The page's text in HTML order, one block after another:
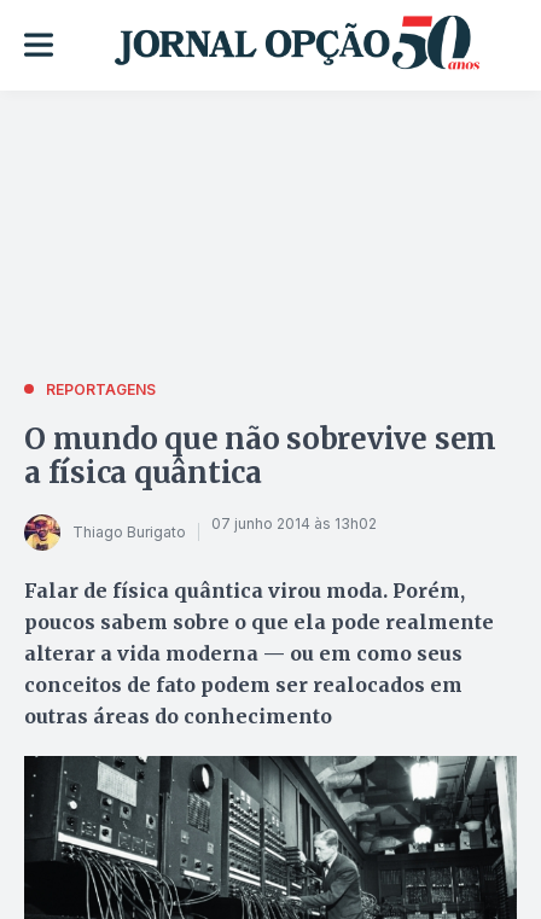
REPORTAGENS
O mundo que não sobrevive sem
a física quântica
Thiago Burigato 07 junho 2014 às 13h02
Falar de física quântica virou moda. Porém,
poucos sabem sobre o que ela pode realmente
alterar a vida moderna — ou em como seus
conceitos de fato podem ser realocados em
outras áreas do conhecimento